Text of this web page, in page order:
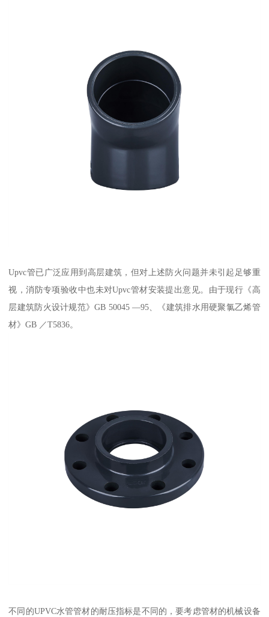
Upvc管已广泛应用到高层建筑，但对上述防火问题并未引起足够重
视，消防专项验收中也未对Upvc管材安装提出意见。由于现行《高
层建筑防火设计规范》GB 50045 —95、《建筑排水用硬聚氯乙烯管
材》GB ／T5836。
不同的UPVC水管管材的耐压指标是不同的，要考虑管材的机械设备